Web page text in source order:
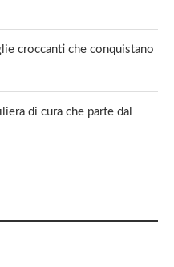
croccanti che conquistano
di cura che parte dal